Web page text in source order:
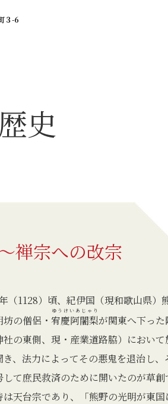
３-6
史
禅宗への改宗
（1128）頃、紀伊国（現和歌山県）
の僧侶・ 宥慶阿闍梨
ゆうけいあじゃり
が関東へ下っ
社の東側、現・産業道路脇）におい
、法力によってその悪鬼を退治し、
て庶民救済のために開いたのが草創
は天台宗であり、「熊野の光明が東